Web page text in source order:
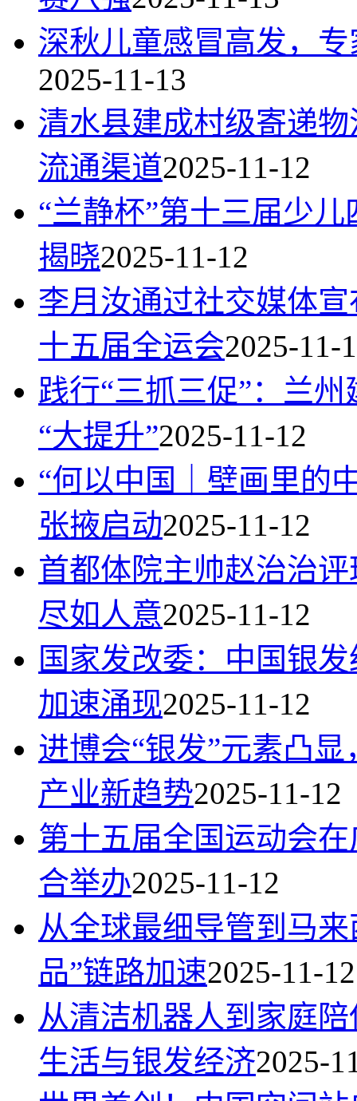
深秋儿童感冒高发，
2025-11-13
清水县建成村级寄递
流通渠道2025-11-12
“兰静杯”第十三届少
揭晓2025-11-12
李月汝通过社交媒体
十五届全运会2025-11-
践行“三抓三促”：兰
“大提升”2025-11-12
“何以中国｜壁画里的
张掖启动2025-11-12
首都体院主帅赵治治
尽如人意2025-11-12
国家发改委：中国银
加速涌现2025-11-12
进博会“银发”元素凸
产业新趋势2025-11-12
第十五届全国运动会
合举办2025-11-12
从全球最细导管到马
品”链路加速2025-11-12
从清洁机器人到家庭
生活与银发经济2025-